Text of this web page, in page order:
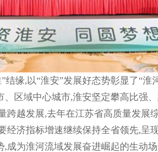
结缘,以“淮安”发展好态势彰显了“淮
区域中心城市,淮安坚定攀高比强
跨越发展,去年在江苏省高质量发展
经济指标增速继续保持全省领先,呈
成为淮河流域发展奋进崛起的生动